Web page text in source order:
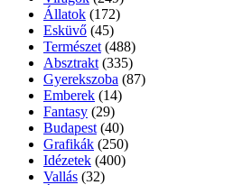
Állatok (172)
Esküvő (45)
Természet (488)
Absztrakt (335)
Gyerekszoba (87)
Emberek (14)
Fantasy (29)
Budapest (40)
Grafikák (250)
Idézetek (400)
Vallás (32)